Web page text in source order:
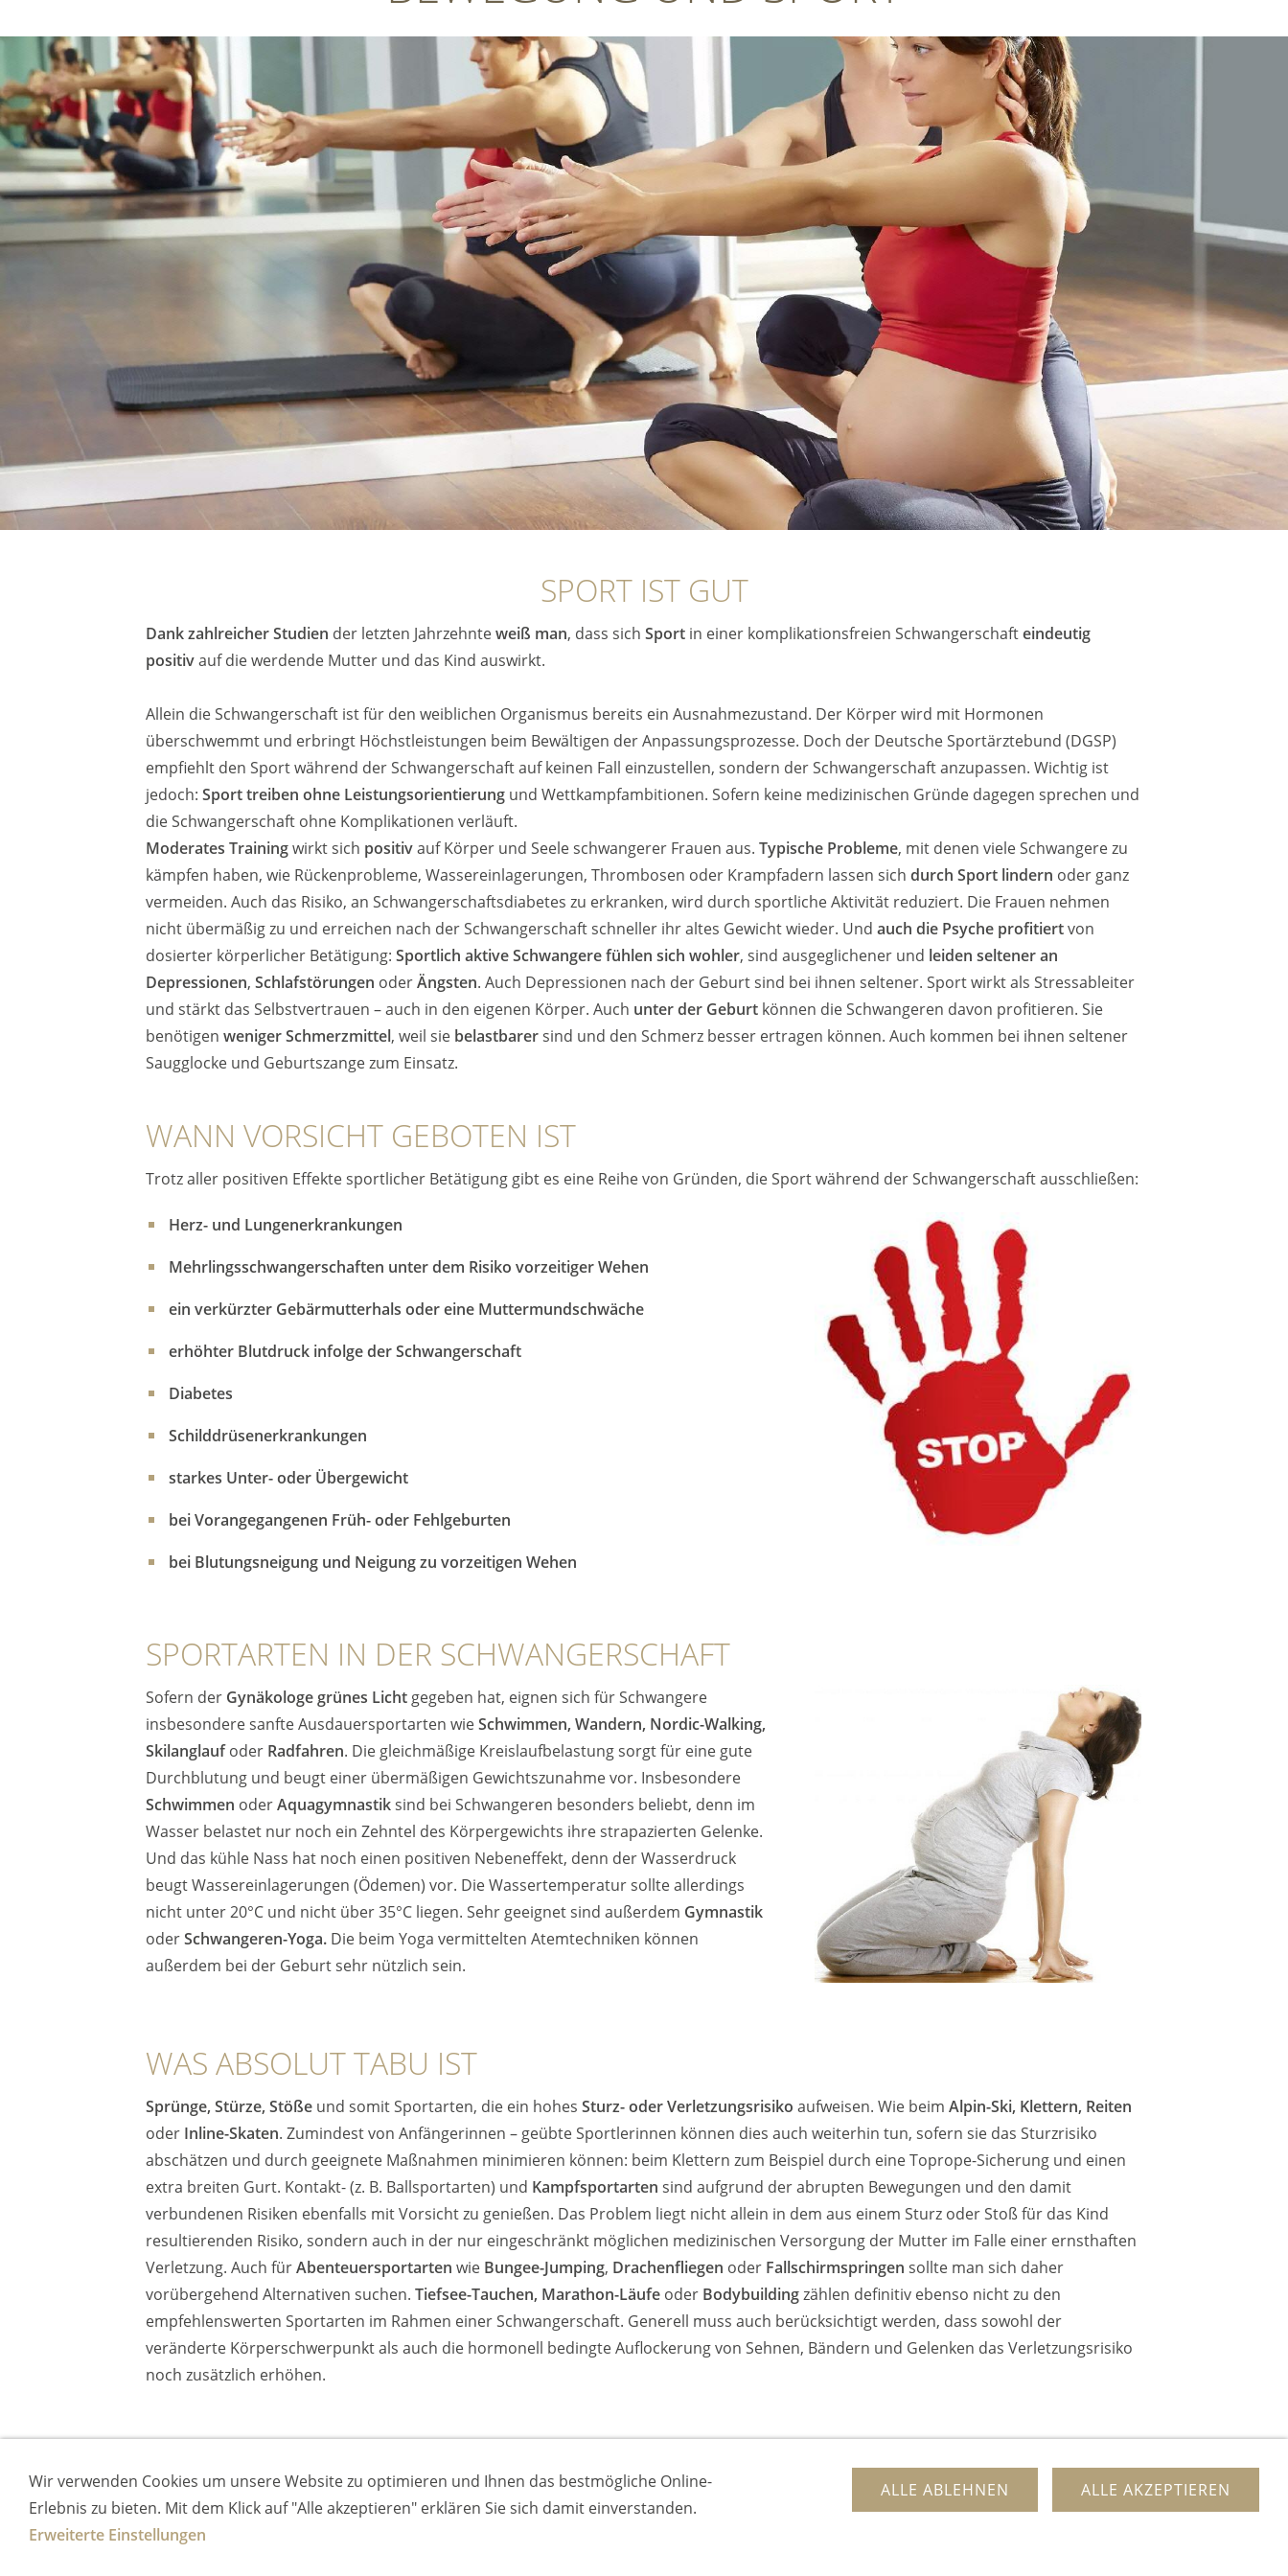
SPORT IST GUT
Dank zahlreicher Studien der letzten Jahrzehnteweiß man, dass sich Sport in einer komplikationsfreien Schwangerschafteindeutig
positivauf die werdende Mutter und das Kind auswirkt.
Allein die Schwangerschaft ist für den weiblichen Organismus bereits ein Ausnahmezustand. Der Körper wird mit Hormonen
überschwemmt und erbringt Höchstleistungen beim Bewältigen der Anpassungsprozesse. Doch der Deutsche Sportärztebund (DGSP)
empfiehlt den Sport während der Schwangerschaft auf keinen Fall einzustellen, sondern der Schwangerschaft anzupassen. Wichtig ist
jedoch: Sport treiben ohne Leistungsorientierung und Wettkampfambitionen. Sofern keine medizinischen Gründe dagegen sprechen und
die Schwangerschaft ohne Komplikationen verläuft.
Moderates Trainingwirkt sich positivauf Körper und Seele schwangerer Frauen aus. Typische Probleme, mit denen viele Schwangere zu
kämpfen haben, wie Rückenprobleme, Wassereinlagerungen, Thrombosen oder Krampfadern lassen sich durch Sport lindern oder ganz
vermeiden. Auch das Risiko, an Schwangerschaftsdiabetes zu erkranken, wird durch sportliche Aktivität reduziert. Die Frauen nehmen
nicht übermäßig zu und erreichen nach der Schwangerschaft schneller ihr altes Gewicht wieder. Und auch die Psyche profitiertvon
dosierter körperlicher Betätigung: Sportlich aktive Schwangere fühlen sich wohler, sind ausgeglichener und leiden seltener an
Depressionen, Schlafstörungen oderÄngsten. Auch Depressionen nach der Geburt sind bei ihnen seltener. Sport wirkt als Stressableiter
und stärkt das Selbstvertrauen – auch in den eigenen Körper. Auch unter der Geburt können die Schwangeren davon profitieren. Sie
benötigen weniger Schmerzmittel, weil sie belastbarersind und den Schmerz besser ertragen können. Auch kommen bei ihnen seltener
Saugglocke und Geburtszange zum Einsatz.
WANN VORSICHT GEBOTEN IST
Trotz aller positiven Effekte sportlicher Betätigung gibt es eine Reihe von Gründen, die Sport während der Schwangerschaft ausschließen:
Herz- und Lungenerkrankungen
Mehrlingsschwangerschaften unter dem Risiko vorzeitiger Wehen
ein verkürzter Gebärmutterhals oder eine Muttermundschwäche
erhöhter Blutdruck infolge der Schwangerschaft
Diabetes
Schilddrüsenerkrankungen
starkes Unter- oder Übergewicht
bei Vorangegangenen Früh- oder Fehlgeburten
bei Blutungsneigung und Neigung zu vorzeitigen Wehen
SPORTARTEN IN DER SCHWANGERSCHAFT
Sofern der Gynäkologe grünes Licht gegeben hat, eignen sich für Schwangere
insbesondere sanfte Ausdauersportarten wieSchwimmen, Wandern, Nordic-Walking,
Skilanglaufoder Radfahren. Die gleichmäßige Kreislaufbelastung sorgt für eine gute
Durchblutung und beugt einer übermäßigen Gewichtszunahme vor. Insbesondere
Schwimmen oderAquagymnastiksind bei Schwangeren besonders beliebt, denn im
Wasser belastet nur noch ein Zehntel des Körpergewichts ihre strapazierten Gelenke.
Und das kühle Nass hat noch einen positiven Nebeneffekt, denn der Wasserdruck
beugt Wassereinlagerungen (Ödemen) vor. Die Wassertemperatur sollte allerdings
nicht unter 20°C und nicht über 35°C liegen. Sehr geeignet sind außerdem Gymnastik
oderSchwangeren-Yoga. Die beim Yoga vermittelten Atemtechniken können
außerdem bei der Geburt sehr nützlich sein.
WAS ABSOLUT TABU IST
Sprünge, Stürze, Stöße und somit Sportarten, die ein hohes Sturz- oder Verletzungsrisiko aufweisen. Wie beim Alpin-Ski, Klettern, Reiten
oder Inline-Skaten. Zumindest von Anfängerinnen – geübte Sportlerinnen können dies auch weiterhin tun, sofern sie das Sturzrisiko
abschätzen und durch geeignete Maßnahmen minimieren können: beim Klettern zum Beispiel durch eine Toprope-Sicherung und einen
extra breiten Gurt. Kontakt- (z. B. Ballsportarten) und Kampfsportarten sind aufgrund der abrupten Bewegungen und den damit
verbundenen Risiken ebenfalls mit Vorsicht zu genießen. Das Problem liegt nicht allein in dem aus einem Sturz oder Stoß für das Kind
resultierenden Risiko, sondern auch in der nur eingeschränkt möglichen medizinischen Versorgung der Mutter im Falle einer ernsthaften
Verletzung. Auch fürAbenteuersportarten wie Bungee-Jumping, Drachenfliegen oder Fallschirmspringen sollte man sich daher
vorübergehend Alternativen suchen. Tiefsee-Tauchen, Marathon-Läufe oder Bodybuildingzählen definitiv ebenso nicht zu den
empfehlenswerten Sportarten im Rahmen einer Schwangerschaft. Generell muss auch berücksichtigt werden, dass sowohl der
veränderte Körperschwerpunkt als auch die hormonell bedingte Auflockerung von Sehnen, Bändern und Gelenken das Verletzungsrisiko
noch zusätzlich erhöhen.
IMPRESSUM KONTAKT DATENSCHUTZ
Wir verwenden Cookies um unsere Website zu optimieren und Ihnen das bestmögliche Online-
Erlebnis zu bieten. Mit dem Klick auf "Alle akzeptieren" erklären Sie sich damit einverstanden.
Erweiterte Einstellungen
ALLE AKZEPTIEREN
ALLE ABLEHNEN